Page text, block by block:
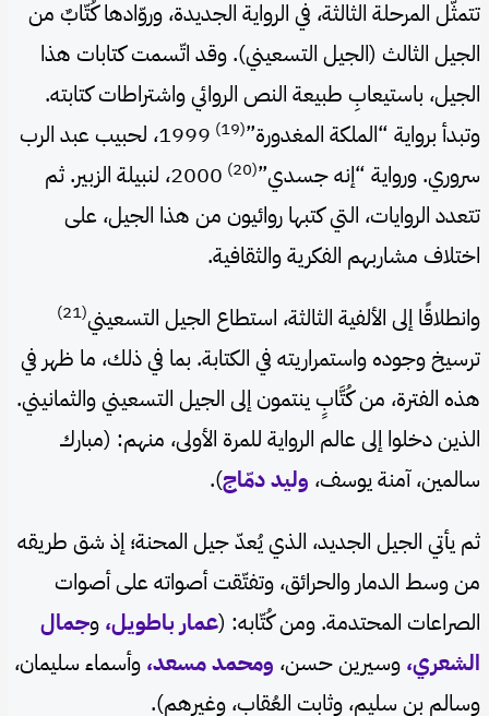
تتمثّل المرحلة الثالثة، في الرواية الجديدة، وروّادها كُتّابٌ من
الجيل الثالث (الجيل التسعيني). وقد اتّسمت كتابات هذا
الجيل، باستيعابِ طبيعة النص الروائي واشتراطات كتابته.
وتبدأ برواية “الملكة المغدورة”(19)
1999، لحبيب عبد الرب
سروري. ورواية “إنه جسدي”(20)
2000، لنبيلة الزبير. ثم
تتعدد الروايات، التي كتبها روائيون من هذا الجيل، على
اختلاف مشاربهم الفكرية والثقافية.
وانطلاقًا إلى الألفية الثالثة، استطاع الجيل التسعيني(21)
ترسيخ وجوده واستمراريته في الكتابة. بما في ذلك، ما ظهر في
هذه الفترة، من كُتَّابٍ ينتمون إلى الجيل التسعيني والثمانيني.
الذين دخلوا إلى عالم الرواية للمرة الأولى، منهم: (مبارك
سالمين، آمنة يوسف، وليد دمّاج).
ثم يأتي الجيل الجديد، الذي يُعدّ جيل المحنة؛ إذ شق طريقه
من وسط الدمار والحرائق، وتفتّقت أصواته على أصوات
الصراعات المحتدمة. ومن كُتّابه: (عمار باطويل،وجمال
الشعري،وسيرين حسن، ومحمد مسعد، وأسماء سليمان،
وسالم بن سليم، وثابت العُقاب، وغيرهم).